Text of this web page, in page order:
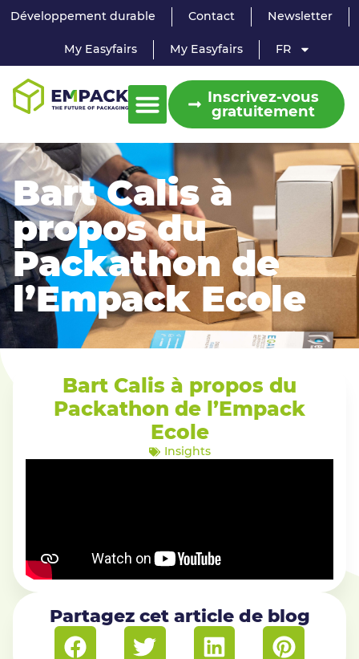
Développement durable Contact Newsletter
My Easyfairs My Easyfairs FR
Inscrivez-vous
gratuitement
Bart Calis à
propos du
Packathon de
l’Empack Ecole
Bart Calis à propos du
Packathon de l’Empack
Ecole
Insights
Partagez cet article de blog